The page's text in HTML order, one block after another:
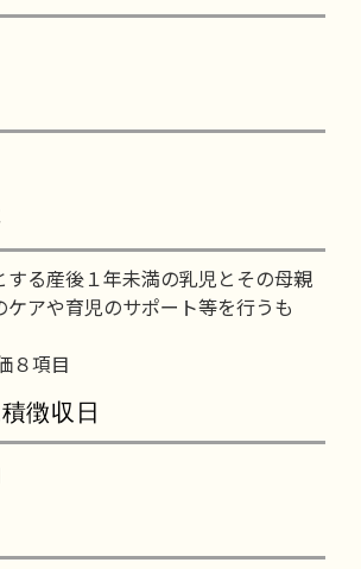
する産後１年未満の乳児とその母親
ケアや育児のサポート等を行うも
８項目
徴収日